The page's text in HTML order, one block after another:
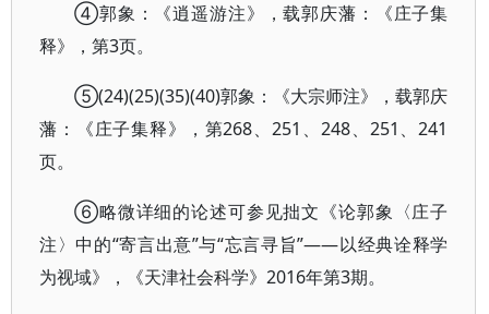
④郭象：《逍遥游注》，载郭庆藩：《庄子集
释》，第3页。
⑤(24)(25)(35)(40)郭象：《大宗师注》，载郭庆
藩：《庄子集释》，第268、251、248、251、241
页。
⑥略微详细的论述可参见拙文《论郭象〈庄子
注〉中的“寄言出意”与“忘言寻旨”——以经典诠释学
为视域》，《天津社会科学》2016年第3期。